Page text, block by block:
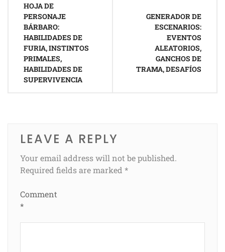
navigation
HOJA DE
PERSONAJE
BÁRBARO:
HABILIDADES DE
FURIA, INSTINTOS
PRIMALES,
HABILIDADES DE
SUPERVIVENCIA
GENERADOR DE
ESCENARIOS:
EVENTOS
ALEATORIOS,
GANCHOS DE
TRAMA, DESAFÍOS
LEAVE A REPLY
Your email address will not be published.
Required fields are marked *
Comment
*